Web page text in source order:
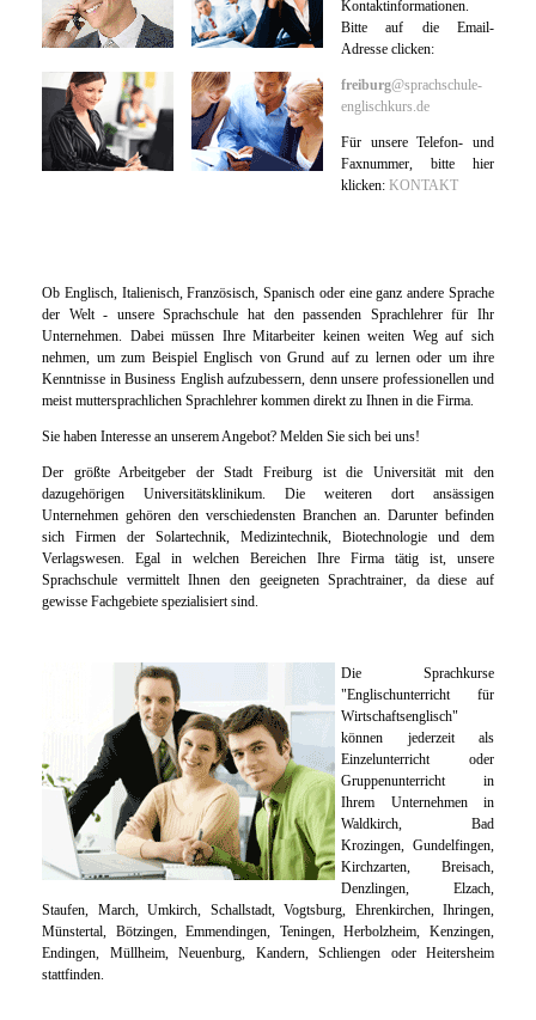
Unser
Angebot
Lehrmethoden
Sprachschulung
Managementkurse
Einzelunterricht
Unsere
Sprachlehrer
Konversationskurse
Kontaktinformationen.
Bitte auf die Email-
Adresse clicken:
freiburg@sprachschule-
englischkurs.de
Für unsere Telefon- und
Faxnummer, bitte hier
klicken: KONTAKT
Ob Englisch, Italienisch, Französisch, Spanisch oder eine ganz andere Sprache
der Welt - unsere Sprachschule hat den passenden Sprachlehrer für Ihr
Unternehmen. Dabei müssen Ihre Mitarbeiter keinen weiten Weg auf sich
nehmen, um zum Beispiel Englisch von Grund auf zu lernen oder um ihre
Kenntnisse in Business English aufzubessern, denn unsere professionellen und
meist muttersprachlichen Sprachlehrer kommen direkt zu Ihnen in die Firma.
Sie haben Interesse an unserem Angebot? Melden Sie sich bei uns!
Der größte Arbeitgeber der Stadt Freiburg ist die Universität mit den
dazugehörigen Universitätsklinikum. Die weiteren dort ansässigen
Unternehmen gehören den verschiedensten Branchen an. Darunter befinden
sich Firmen der Solartechnik, Medizintechnik, Biotechnologie und dem
Verlagswesen. Egal in welchen Bereichen Ihre Firma tätig ist, unsere
Sprachschule vermittelt Ihnen den geeigneten Sprachtrainer, da diese auf
gewisse Fachgebiete spezialisiert sind.
Die Sprachkurse
"Englischunterricht für
Wirtschaftsenglisch"
können jederzeit als
Einzelunterricht oder
Gruppenunterricht in
Ihrem Unternehmen in
Waldkirch, Bad
Krozingen, Gundelfingen,
Kirchzarten, Breisach,
Denzlingen, Elzach,
Staufen, March, Umkirch, Schallstadt, Vogtsburg, Ehrenkirchen, Ihringen,
Münstertal, Bötzingen, Emmendingen, Teningen, Herbolzheim, Kenzingen,
Endingen, Müllheim, Neuenburg, Kandern, Schliengen oder Heitersheim
stattfinden.